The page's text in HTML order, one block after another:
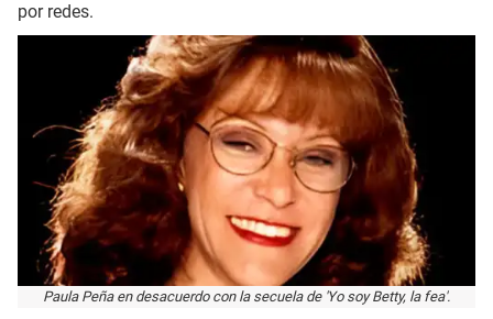
por redes.
Paula Peña en desacuerdo con la secuela de 'Yo soy Betty, la fea'.